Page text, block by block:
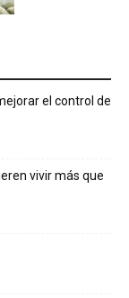
el control de
vivir más que